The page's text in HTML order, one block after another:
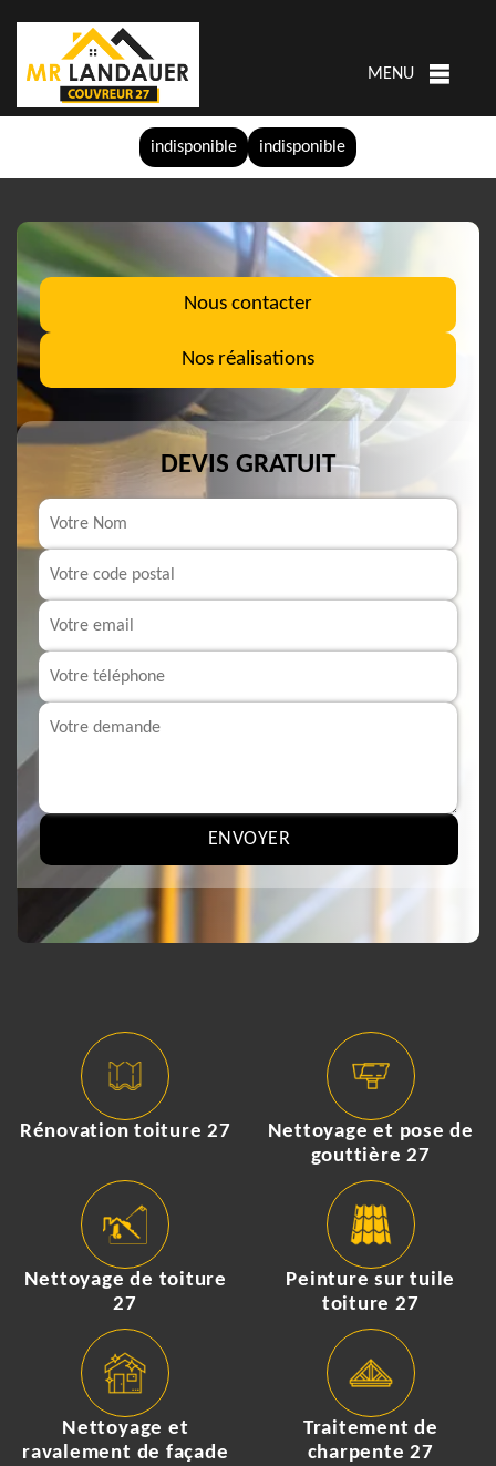
indisponible indisponible
MENU
Nous contacter
Nos réalisations
DEVIS GRATUIT
Rénovation toiture 27
Nettoyage et pose de
gouttière 27
Nettoyage de toiture
27
Peinture sur tuile
toiture 27
Nettoyage et
ravalement de façade
Traitement de
charpente 27